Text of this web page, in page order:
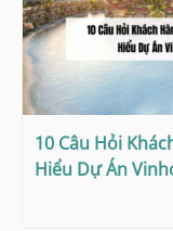
10 Câu Hỏi
Hiểu Dự Án